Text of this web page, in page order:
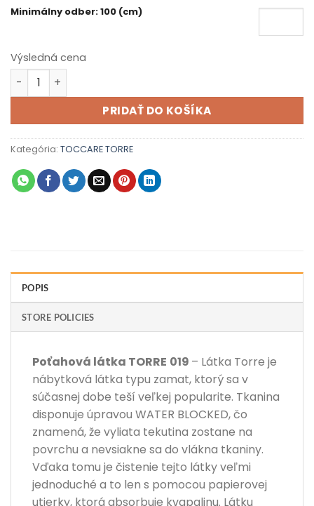
Minimálny odber: 100 (cm)
Výsledná cena
množstvo TORRE 019
PRIDAŤ DO KOŠÍKA
Kategória: TOCCARE TORRE
POPIS
STORE POLICIES
Poťahová látka TORRE 019 – Látka Torre je
nábytková látka typu zamat, ktorý sa v
súčasnej dobe teší veľkej popularite. Tkanina
disponuje úpravou WATER BLOCKED, čo
znamená, že vyliata tekutina zostane na
povrchu a nevsiakne sa do vlákna tkaniny.
Vďaka tomu je čistenie tejto látky veľmi
jednoduché a to len s pomocou papierovej
utierky, ktorá absorbuje kvapalinu. Látku